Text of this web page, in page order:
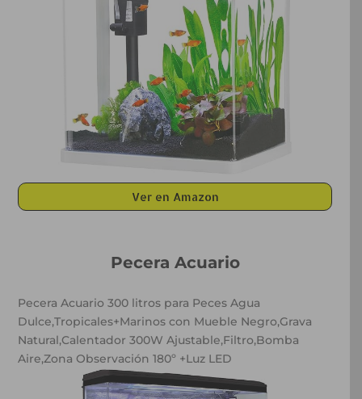
Ver en Amazon
Pecera Acuario
Pecera Acuario 300 litros para Peces Agua
Dulce,Tropicales+Marinos con Mueble Negro,Grava
Natural,Calentador 300W Ajustable,Filtro,Bomba
Aire,Zona Observación 180º +Luz LED